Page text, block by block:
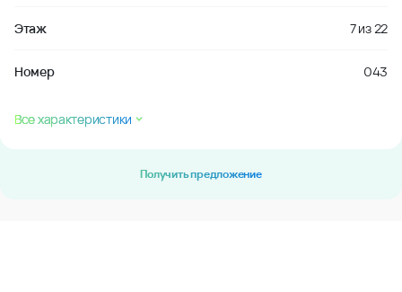
Этаж 7из22
Номер 043
Все характеристики
Получить предложение